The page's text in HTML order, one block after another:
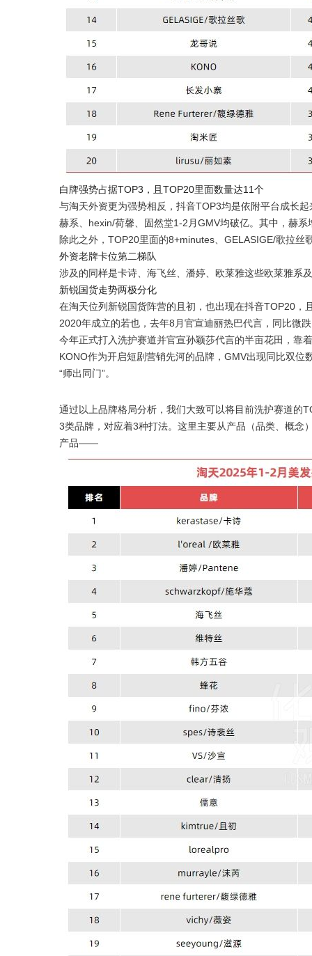
白牌强势占据TOP3，且TOP20里面数量达11个
与淘天外资更为强势相反，抖音TOP3均是依附平台成长起
赫系、hexin/荷馨、固然堂1-2月GMV均破亿。其中，赫
除此之外，TOP20里面的8+minutes、GELASIGE/歌拉丝
外资老牌卡位第二梯队
涉及的同样是卡诗、海飞丝、潘婷、欧莱雅这些欧莱雅系
新锐国货走势两极分化
在淘天位列新锐国货阵营的且初，也出现在抖音TOP20，
2020年成立的若也，去年8月官宣迪丽热巴代言，同比微
今年正式打入洗护赛道并官宣孙颖莎代言的半亩花田，靠
KONO作为开启短剧营销先河的品牌，GMV出现同比双
“师出同门”。
通过以上品牌格局分析，我们大致可以将目前洗护赛道的
3类品牌，对应着3种打法。这里主要从产品（品类、概念
产品——